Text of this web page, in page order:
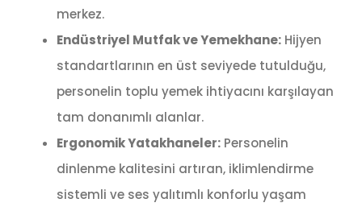
merkez.
Endüstriyel Mutfak ve Yemekhane:Hijyen
standartlarının en üst seviyede tutulduğu,
personelin toplu yemek ihtiyacını karşılayan
tam donanımlı alanlar.
Ergonomik Yatakhaneler:Personelin
dinlenme kalitesini artıran, iklimlendirme
sistemli ve ses yalıtımlı konforlu yaşam